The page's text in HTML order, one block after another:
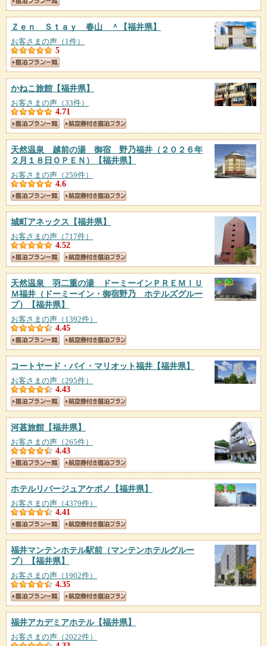
Ｚｅｎ Ｓｔａｙ 春山 ＾ 【福井県】
お客さまの声（1件）
5
かねこ旅館 【福井県】
お客さまの声（33件）
4.71
天然温泉 越前の湯 御宿 野乃福井（２０２６年
２月１８日ＯＰＥＮ）
【福井県】
お客さまの声（259件）
4.6
城町アネックス 【福井県】
お客さまの声（717件）
4.52
天然温泉 羽二重の湯 ドーミーインＰＲＥＭＩＵ
Ｍ福井（ドーミーイン・御宿野乃 ホテルズグルー
プ）
【福井県】
お客さまの声（1392件）
4.45
コートヤード・バイ・マリオット福井 【福井県】
お客さまの声（295件）
4.43
河甚旅館 【福井県】
お客さまの声（265件）
4.43
ホテルリバージュアケボノ 【福井県】
お客さまの声（4379件）
4.41
福井マンテンホテル駅前（マンテンホテルグルー
プ）
【福井県】
お客さまの声（1902件）
4.35
福井アカデミアホテル【福井県】
お客さまの声（2022件）